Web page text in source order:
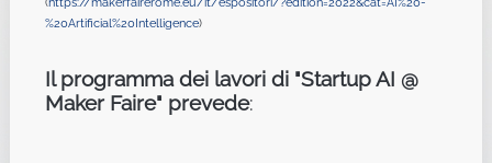
%20Artificial%20Intelligence)
Il programma dei lavori di "Startup AI @
Maker Faire" prevede: